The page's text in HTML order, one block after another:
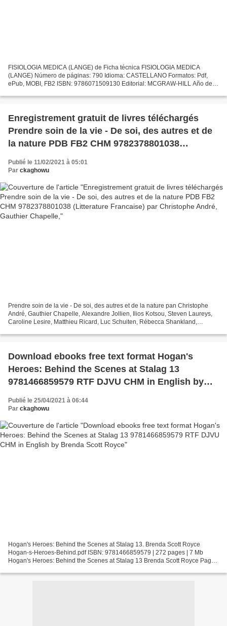
FISIOLOGIA MEDICA (LANGE) de Ficha técnica FISIOLOGIA MEDICA
(LANGE) Número de páginas: 790 Idioma: CASTELLANO Formatos: Pdf,
ePub, MOBI, FB2 ISBN: 9786071509130 Editorial: MCGRAW-HILL Año de
Enregistrement gratuit de livres téléchargés
Prendre soin de la vie - De soi, des autres et de
la nature PDB FB2 CHM 9782378801038
Gauthier Chapelle,
Publié le 11/02/2021 à 05:01
Par ckaghowu
Prendre soin de la vie - De soi, des autres et de la nature pan Christophe
André, Gauthier Chapelle, Alexandre Jollien, Ilios Kotsou, Steven Laureys,
Caroline Lesire, Matthieu Ricard, Luc Schuiten, Rébecca Shankland,
Download ebooks free text format Hogan's
Heroes: Behind the Scenes at Stalag 13
9781466859579 RTF DJVU CHM in English by
Brenda Scott Royce
Publié le 25/04/2021 à 06:44
Par ckaghowu
Hogan's Heroes: Behind the Scenes at Stalag 13. Brenda Scott Royce
Hogan-s-Heroes-Behind.pdf ISBN: 9781466859579 | 272 pages | 7 Mb
Hogan's Heroes: Behind the Scenes at Stalag 13 Brenda Scott Royce Page: